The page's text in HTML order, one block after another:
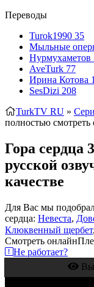
Переводы
Turok1990 35
Мыльные
Нурмухаметов
AveTurk 77
Ирина Котова
SesDizi 208
TurkTV RU »
полностью смотреть
Гора сердца
русской
качестве
Для Вас мы
сердца: Невеста,
Клюквенный щербет
Смотреть онлайн
Не работает?
Вы